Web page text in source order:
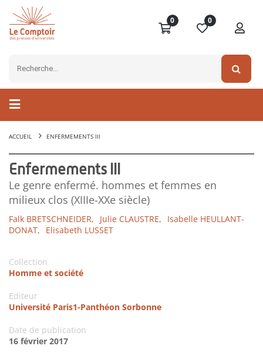
0 0
ACCUEIL ENFERMEMENTS III
Enfermements III
Le genre enfermé. hommes et femmes en
milieux clos (XIIIe-XXe siècle)
Falk BRETSCHNEIDER, Julie CLAUSTRE,
Isabelle HEULLANT-
DONAT,
Elisabeth LUSSET
Collection
Homme et société
Editeur
Université Paris1-Panthéon Sorbonne
Date de publication
16 février 2017